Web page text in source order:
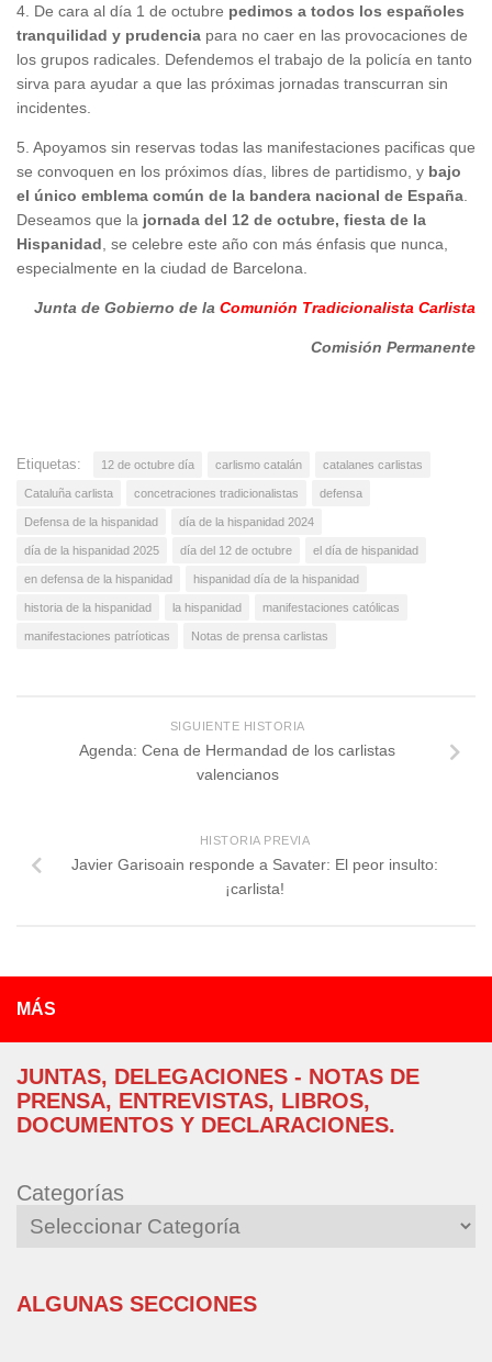
4. De cara al día 1 de octubre pedimos a todos los españoles
tranquilidad y prudencia para no caer en las provocaciones de
los grupos radicales. Defendemos el trabajo de la policía en tanto
sirva para ayudar a que las próximas jornadas transcurran sin
incidentes.
5. Apoyamos sin reservas todas las manifestaciones pacificas que
se convoquen en los próximos días, libres de partidismo, y bajo
el único emblema común de la bandera nacional de España
Deseamos que la jornada del 12 de octubre, fiesta de la
Hispanidad , se celebre este año con más énfasis que nunca,
especialmente en la ciudad de Barcelona.
Junta de Gobierno de la Comunión Tradicionalista Carlista
Comisión Permanente
Etiquetas: 12 de octubre día carlismo catalán catalanes carlistas
Cataluña carlista concetraciones tradicionalistas defensa
Defensa de la hispanidad día de la hispanidad 2024
día de la hispanidad 2025 día del 12 de octubre el día de hispanidad
en defensa de la hispanidad hispanidad día de la hispanidad
historia de la hispanidad la hispanidad manifestaciones católicas
manifestaciones patríoticas Notas de prensa carlistas
SIGUIENTE HISTORIA
Agenda: Cena de Hermandad de los carlistas
valencianos
HISTORIA PREVIA
Javier Garisoain responde a Savater: El peor insulto:
¡carlista!
MÁS
JUNTAS, DELEGACIONES - NOTAS DE
PRENSA, ENTREVISTAS, LIBROS,
DOCUMENTOS Y DECLARACIONES.
Categorías
ALGUNAS SECCIONES